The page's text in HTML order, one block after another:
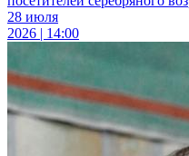
28 июля
2026 | 14:00